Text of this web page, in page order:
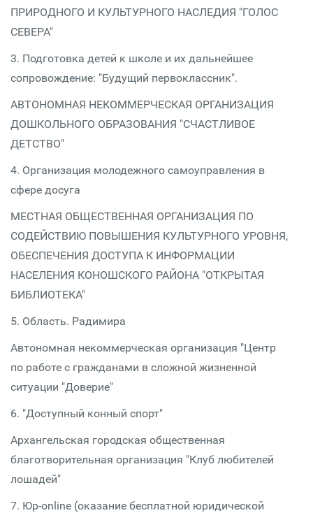
ПРИРОДНОГО И КУЛЬТУРНОГО НАСЛЕДИЯ "ГОЛОС
СЕВЕРА"
3. Подготовка детей к школе и их дальнейшее
сопровождение: "Будущий первоклассник".
АВТОНОМНАЯ НЕКОММЕРЧЕСКАЯ ОРГАНИЗАЦИЯ
ДОШКОЛЬНОГО ОБРАЗОВАНИЯ "СЧАСТЛИВОЕ
ДЕТСТВО"
4. Организация молодежного самоуправления в
сфере досуга
МЕСТНАЯ ОБЩЕСТВЕННАЯ ОРГАНИЗАЦИЯ ПО
СОДЕЙСТВИЮ ПОВЫШЕНИЯ КУЛЬТУРНОГО УРОВНЯ,
ОБЕСПЕЧЕНИЯ ДОСТУПА К ИНФОРМАЦИИ
НАСЕЛЕНИЯ КОНОШСКОГО РАЙОНА "ОТКРЫТАЯ
БИБЛИОТЕКА"
5. Область. Радимира
Автономная некоммерческая организация "Центр
по работе с гражданами в сложной жизненной
ситуации "Доверие"
6. "Доступный конный спорт"
Архангельская городская общественная
благотворительная организация "Клуб любителей
лошадей"
7. Юр-online (оказание бесплатной юридической